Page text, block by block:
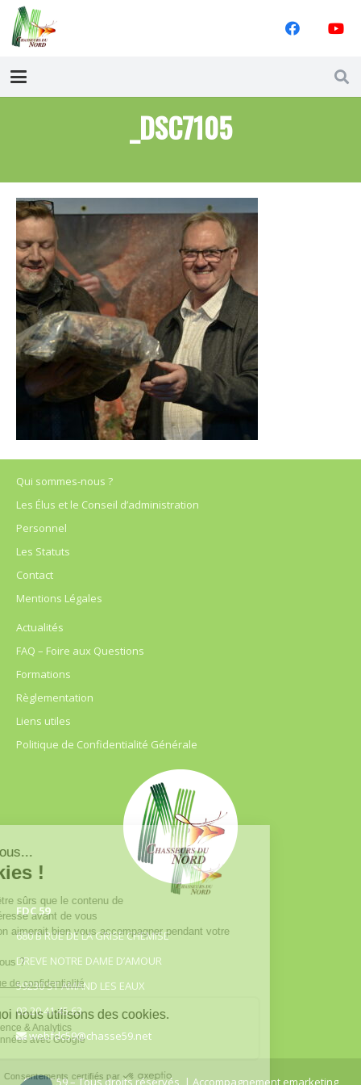
_DSC7105
Qui sommes-nous ?
Les Élus et le Conseil d’administration
Personnel
Les Statuts
Contact
Mentions Légales
Actualités
FAQ – Foire aux Questions
Formations
Règlementation
Liens utiles
Politique de Confidentialité Générale
FDC 59
680 B RUE DE LA GRISE CHEMISE
DREVE NOTRE DAME D’AMOUR
59230 ST AMAND LES EAUX
03.20.41.45.63
webfdc59@chasse59.net
© FDC 59 – Tous droits réservés | Accompagnement emarketing